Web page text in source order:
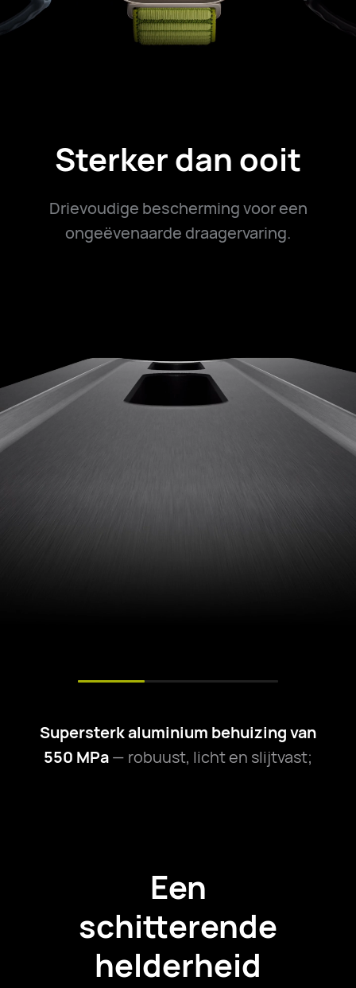
Sterker dan ooit
Drievoudige bescherming voor een
ongeëvenaarde draagervaring.
Supersterk aluminium behuizing van
550 MPa— robuust, licht en slijtvast;
Een
schitterende
helderheid